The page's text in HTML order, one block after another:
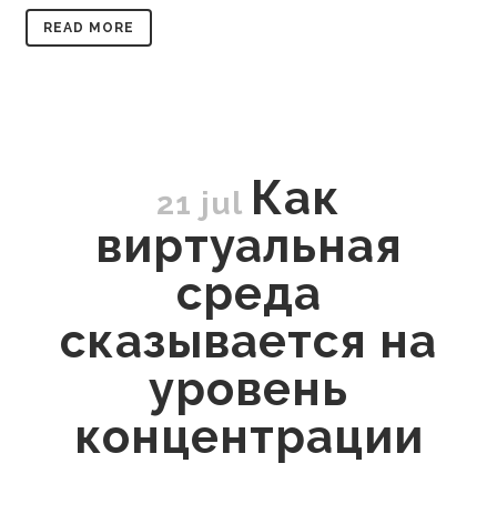
READ MORE
21 jul Как
виртуальная
среда
сказывается на
уровень
концентрации